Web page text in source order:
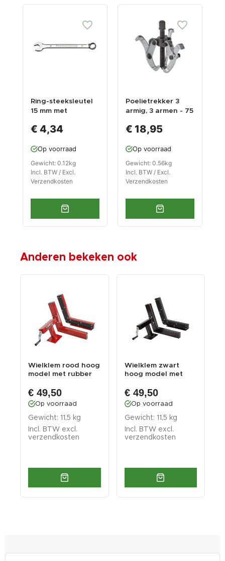
Ring-steeksleutel
15 mm met
garantie
€ 4,34
Op voorraad
Gewicht: 0.12kg
Incl. BTW / Excl.
Verzendkosten
Poelietrekker 3
armig, 3 armen - 75
max. open 75 mm.
€ 18,95
Op voorraad
Gewicht: 0.56kg
Incl. BTW / Excl.
Verzendkosten
Anderen bekeken ook
Wielklem rood hoog
model met rubber
€ 49,50
Op voorraad
Gewicht: 11,5 kg
Incl. BTW excl.
verzendkosten
Wielklem zwart
hoog model met
€ 49,50
Op voorraad
Gewicht: 11,5 kg
Incl. BTW excl.
verzendkosten